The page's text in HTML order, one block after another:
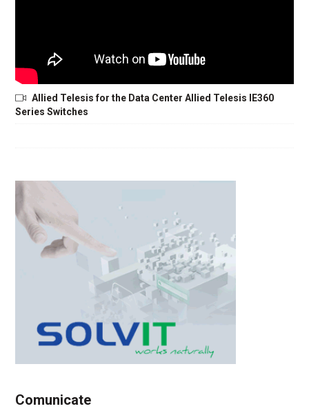
Allied Telesis for the Data Center Allied Telesis IE360
Series Switches
Comunicate